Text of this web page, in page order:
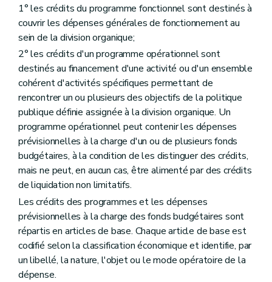
1° les crédits du programme fonctionnel sont destinés à
couvrir les dépenses générales de fonctionnement au
sein de la division organique;
2° les crédits d'un programme opérationnel sont
destinés au financement d'une activité ou d'un ensemble
cohérent d'activités spécifiques permettant de
rencontrer un ou plusieurs des objectifs de la politique
publique définie assignée à la division organique. Un
programme opérationnel peut contenir les dépenses
prévisionnelles à la charge d'un ou de plusieurs fonds
budgétaires, à la condition de les distinguer des crédits,
mais ne peut, en aucun cas, être alimenté par des crédits
de liquidation non limitatifs.
Les crédits des programmes et les dépenses
prévisionnelles à la charge des fonds budgétaires sont
répartis en articles de base. Chaque article de base est
codifié selon la classification économique et identifie, par
un libellé, la nature, l'objet ou le mode opératoire de la
dépense.